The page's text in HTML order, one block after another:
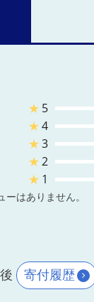
★ 5
★4
★3
★2
★ 1
ーはありません。
寄付履歴